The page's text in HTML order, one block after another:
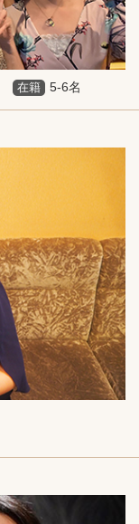
在籍 5-6名